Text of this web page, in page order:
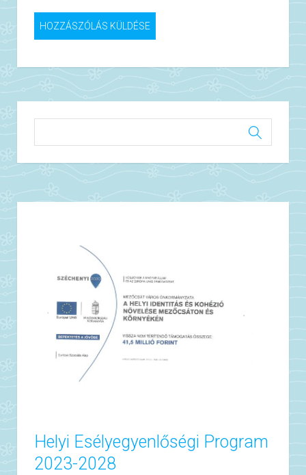
Helyi Esélyegyenlőségi Program
2023-2028